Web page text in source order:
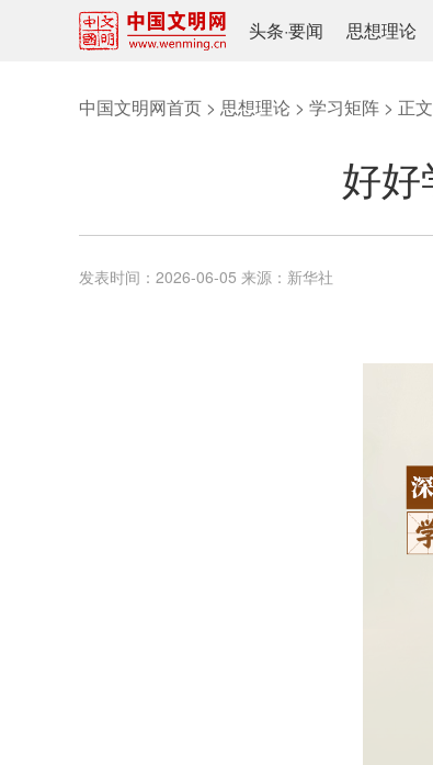
头条·要闻 思想理论
中国文明网首页 > 思想理论 > 学习矩阵 > 正文
好
发表时间： 2026-06-05 来源： 新华社